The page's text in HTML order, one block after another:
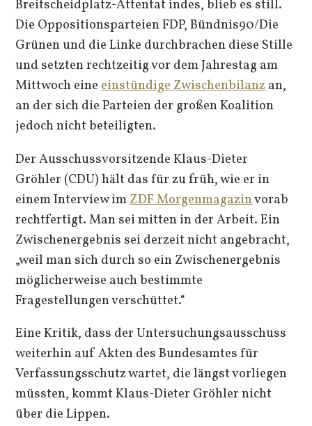
Breitscheidplatz-Attentat indes, blieb es still.
Die Oppositionsparteien FDP, Bündnis90/Die
Grünen und die Linke durchbrachen diese Stille
und setzten rechtzeitig vor dem Jahrestag am
Mittwoch eineeinstündige Zwischenbilanzan,
an der sich die Parteien der großen Koalition
jedoch nicht beteiligten.
Der Ausschussvorsitzende Klaus-Dieter
Gröhler (CDU) hält das für zu früh, wie er in
einem Interview imZDF Morgenmagazinvorab
rechtfertigt. Man sei mitten in der Arbeit. Ein
Zwischenergebnis sei derzeit nicht angebracht,
„weil man sich durch so ein Zwischenergebnis
möglicherweise auch bestimmte
Fragestellungen verschüttet.“
Eine Kritik, dass der Untersuchungsausschuss
weiterhin auf Akten des Bundesamtes für
Verfassungsschutz wartet, die längst vorliegen
müssten, kommt Klaus-Dieter Gröhler nicht
über die Lippen.